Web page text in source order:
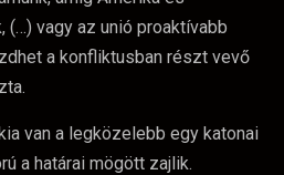
vagy az unió proaktívabb
a konfliktusban részt vevő
van a legközelebb egy katonai
a határai mögött zajlik.